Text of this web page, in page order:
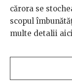
© 2026 BRD
Scena 9 este un
GÉNÉRALE
cărora se
scopul
multe detalii